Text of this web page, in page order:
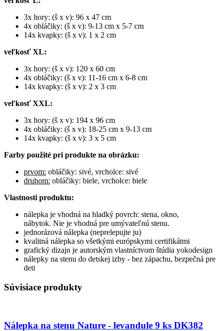
3x hory: (š x v): 96 x 47 cm
4x obláčiky: (š x v): 9-13 cm x 5-7 cm
14x kvapky: (š x v): 1 x 2 cm
veľkosť XL:
3x hory: (š x v): 120 x 60 cm
4x obláčiky: (š x v): 11-16 cm x 6-8 cm
14x kvapky: (š x v): 2 x 3 cm
veľkosť XXL:
3x hory: (š x v): 194 x 96 cm
4x obláčiky: (š x v): 18-25 cm x 9-13 cm
14x kvapky: (š x v): 3 x 5 cm
Farby použité pri produkte na obrázku:
prvom: obláčiky: sivé, vrcholce: sivé
druhom: obláčiky: biele, vrcholce: biele
Vlastnosti produktu:
nálepka je vhodná na hladký povrch: stena, okno,
nábytok. Nie je vhodná pre umývateľnú stenu.
jednorázová nálepka (neprelepujte ju)
kvalitná nálepka so všetkými európskymi certifikátmi
grafický dizajn je autorským vlastníctvom štúdia yokodesign
nálepky na stenu do detskej izby - bez zápachu, bezpečná pre
deti
Súvisiace produkty
Nálepka na stenu Nature - levandule 9 ks DK382